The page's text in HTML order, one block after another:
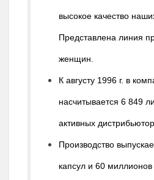
высокое качество
Представлена линия
женщин.
К августу 1996 г. в
насчитывается 6 849
активных
Производство
капсул и 60 миллионов